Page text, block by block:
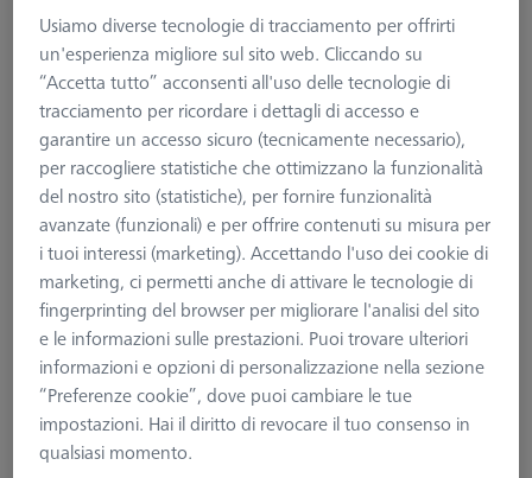
Stampa pagina
<<Panoramica
PER MACCHINE OTTICHE
Sfera di riferimento, M6, DK30 CFS,
Usiamo diverse tecnologie di tracciamento per offrirti
un'esperienza migliore sul sito web. Cliccando su
“Accetta tutto” acconsenti all'uso delle tecnologie di
tracciamento per ricordare i dettagli di accesso e
garantire un accesso sicuro (tecnicamente necessario),
per raccogliere statistiche che ottimizzano la funzionalità
del nostro sito (statistiche), per fornire funzionalità
avanzate (funzionali) e per offrire contenuti su misura per
i tuoi interessi (marketing). Accettando l'uso dei cookie di
marketing, ci permetti anche di attivare le tecnologie di
fingerprinting del browser per migliorare l'analisi del sito
e le informazioni sulle prestazioni. Puoi trovare ulteriori
informazioni e opzioni di personalizzazione nella sezione
“Preferenze cookie”, dove puoi cambiare le tue
impostazioni. Hai il diritto di revocare il tuo consenso in
qualsiasi momento.